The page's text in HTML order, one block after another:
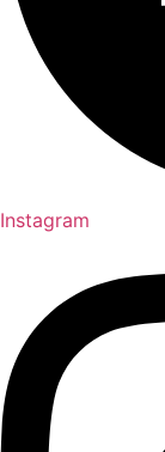
Instagram